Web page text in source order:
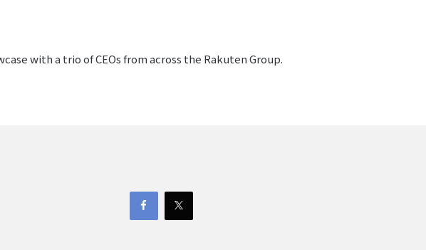
with a trio of CEOs from across the Rakuten Group.